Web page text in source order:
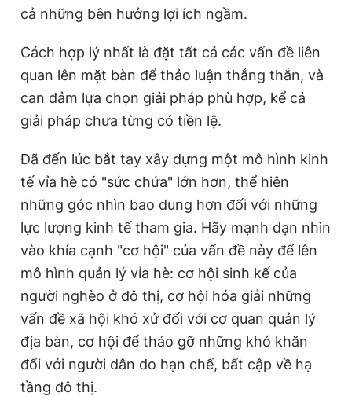
Đọc Thanh Niên trên điện thoại
Theo dõi báo trên
Hotline
0906 645 777
Liên hệ quảng cáo
0908 780 404
Đặt báo Quảng cáo Tòa soạn Chính sách bảo
Tổng biên tập: Nguyễn Ngọc Toàn
Phó tổng biên tập thường trực: Hải Thành
Phó tổng biên tập: Lâm Hiếu Dũng
Phó tổng biên tập: Trần Việt Hưng
Tổng thư ký tòa soạn: Đức Trung
Giấy phép xuất bản số 110/GP - BTTTT cấp ngày 24.3.2020
© 2003-2026 Bản quyền thuộc về Báo Thanh Niên. Cấm sao
chép dưới mọi hình thức nếu không có sự chấp thuận bằng văn
bản. Phát triển bởi ePi Technologies, JSC.
cả những bên hưởng lợi ích ngầm.
Cách hợp lý nhất là đặt tất cả các vấn đề liên
quan lên mặt bàn để thảo luận thẳng thắn, và
can đảm lựa chọn giải pháp phù hợp, kể cả
giải pháp chưa từng có tiền lệ.
Đã đến lúc bắt tay xây dựng một mô hình kinh
tế vỉa hè có "sức chứa" lớn hơn, thể hiện
những góc nhìn bao dung hơn đối với những
lực lượng kinh tế tham gia. Hãy mạnh dạn nhìn
vào khía cạnh "cơ hội" của vấn đề này để lên
mô hình quản lý vỉa hè: cơ hội sinh kế của
người nghèo ở đô thị, cơ hội hóa giải những
vấn đề xã hội khó xử đối với cơ quan quản lý
địa bàn, cơ hội để tháo gỡ những khó khăn
đối với người dân do hạn chế, bất cập về hạ
tầng đô thị.